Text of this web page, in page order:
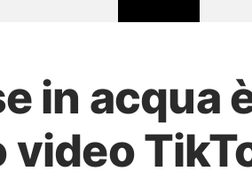
Search for:
in acqua
video